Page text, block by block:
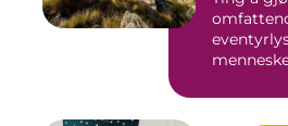
mennesker